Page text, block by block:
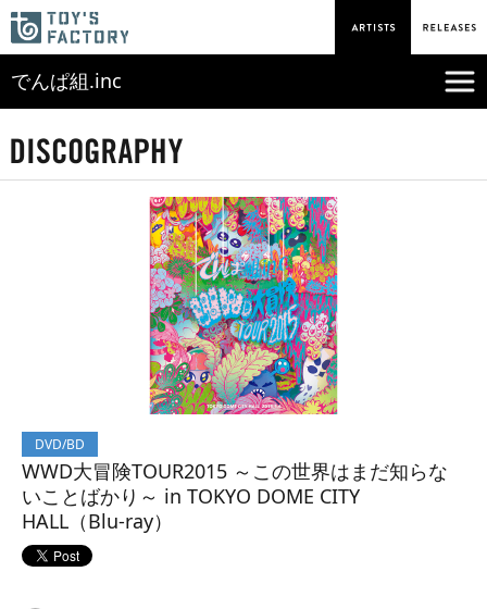
でんぱ組.inc
DVD/BD
WWD大冒険TOUR2015 ～この世界はまだ知らな
いことばかり～ in TOKYO DOME CITY
HALL（Blu-ray）